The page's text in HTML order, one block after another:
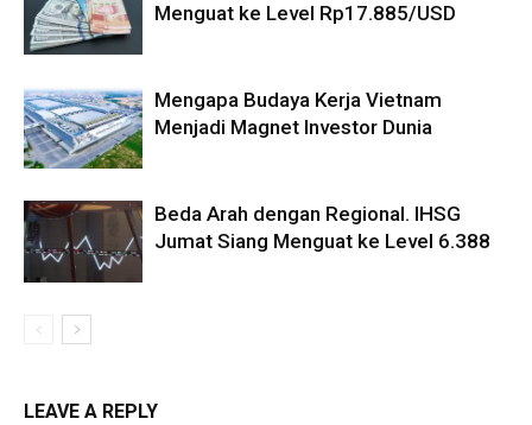
Menguat ke Level Rp17.885/USD
Mengapa Budaya Kerja Vietnam
Menjadi Magnet Investor Dunia
Beda Arah dengan Regional. IHSG
Jumat Siang Menguat ke Level 6.388
LEAVE A REPLY